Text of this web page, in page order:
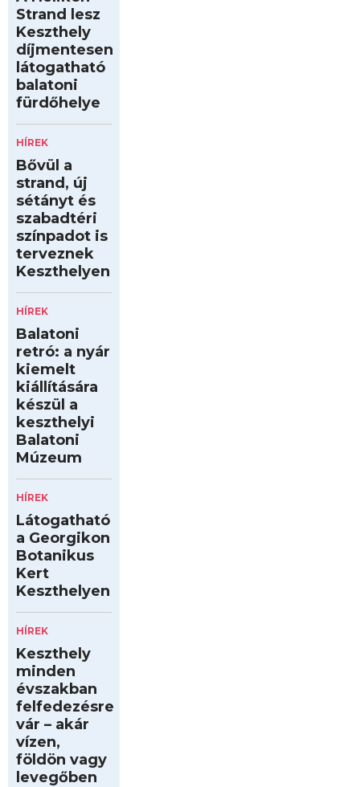
Strand lesz
Keszthely
díjmentesen
látogatható
balatoni
fürdőhelye
HÍREK
Bővül a
strand, új
sétányt és
szabadtéri
színpadot is
terveznek
Keszthelyen
HÍREK
Balatoni
retró: a nyár
kiemelt
kiállítására
készül a
keszthelyi
Balatoni
Múzeum
HÍREK
Látogatható
a Georgikon
Botanikus
Kert
Keszthelyen
HÍREK
Keszthely
minden
évszakban
felfedezésre
vár – akár
vízen,
földön vagy
levegőben